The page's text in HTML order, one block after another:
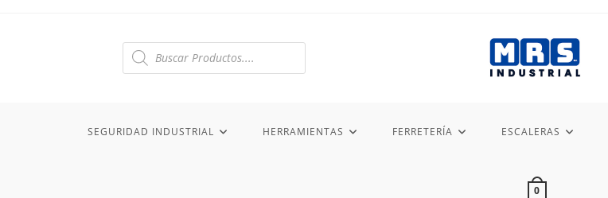
Búsqueda
SEGURIDAD INDUSTRIAL HERRAMIENTAS FERRETERÍA ESCALERAS
0